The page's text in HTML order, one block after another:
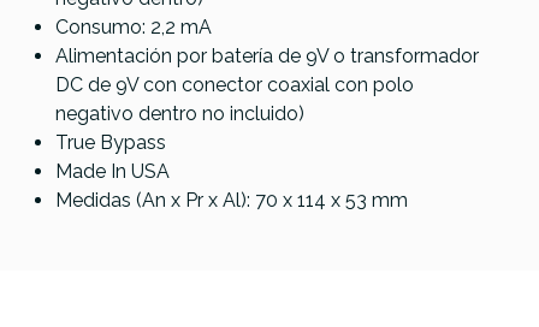
Consumo: 2,2 mA
Alimentación por batería de 9V o transformador
DC de 9V con conector coaxial con polo
negativo dentro no incluido)
True Bypass
Made In USA
Medidas (An x Pr x Al): 70 x 114 x 53 mm